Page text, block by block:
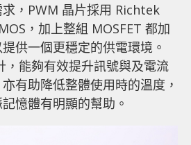
，PWM 晶片採用 Richtek
，加上整組 MOSFET 都加
供一個更穩定的供電環境。
，能夠有效提升訊號與及電流
有助降低整體使用時的溫度，
憶體有明顯的幫助。